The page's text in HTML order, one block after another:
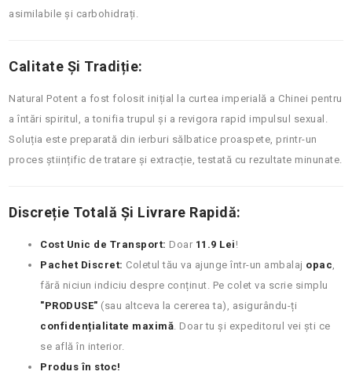
asimilabile și carbohidrați.
Calitate Și Tradiție:
NaturaI Potent a fost folosit inițial la curtea imperială a Chinei pentru
a întări spiritul, a tonifia trupul și a revigora rapid impulsul sexual.
Soluția este preparată din ierburi sălbatice proaspete, printr-un
proces științific de tratare și extracție, testată cu rezultate minunate.
Discreție Totală Și Livrare Rapidă:
Cost Unic de Transport: Doar 11.9 Lei !
Pachet Discret: Coletul tău va ajunge într-un ambalaj opac,
fără niciun indiciu despre conținut. Pe colet va scrie simplu
"PRODUSE" (sau altceva la cererea ta), asigurându-ți
confidențialitate maximă. Doar tu și expeditorul vei ști ce
se află în interior.
Produs în stoc!